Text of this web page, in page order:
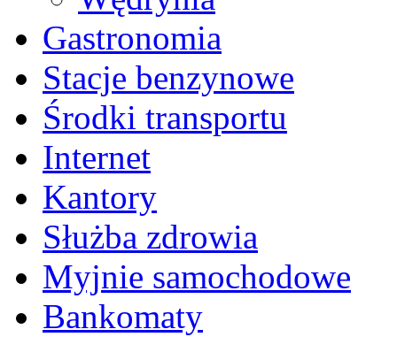
Gastronomia
Stacje benzynowe
Środki transportu
Internet
Kantory
Służba zdrowia
Myjnie samochodowe
Bankomaty